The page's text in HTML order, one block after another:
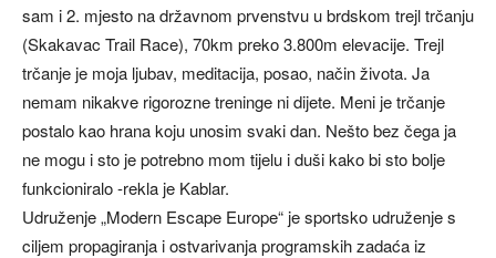
sam i 2. mjesto na državnom prvenstvu u brdskom trejl trčanju
(Skakavac Trail Race), 70km preko 3.800m elevacije. Trejl
trčanje je moja ljubav, meditacija, posao, način života. Ja
nemam nikakve rigorozne treninge ni dijete. Meni je trčanje
postalo kao hrana koju unosim svaki dan. Nešto bez čega ja
ne mogu i sto je potrebno mom tijelu i duši kako bi sto bolje
funkcioniralo -rekla je Kablar.
Udruženje „Modern Escape Europe“ je sportsko udruženje s
ciljem propagiranja i ostvarivanja programskih zadaća iz